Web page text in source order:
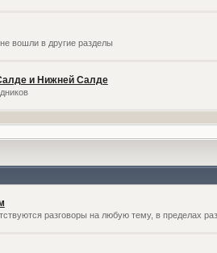
вошли в другие разделы
и Нижней Салде
разговоры на любую тему, в пределах